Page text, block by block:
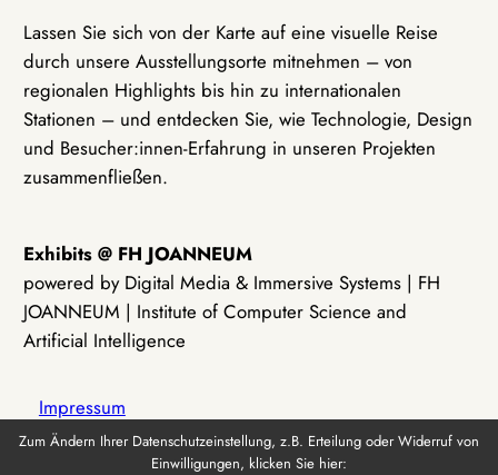
Lassen Sie sich von der Karte auf eine visuelle Reise
durch unsere Ausstellungsorte mitnehmen – von
regionalen Highlights bis hin zu internationalen
Stationen – und entdecken Sie, wie Technologie, Design
und Besucher:innen-Erfahrung in unseren Projekten
zusammenfließen.
Exhibits @ FH JOANNEUM
powered by Digital Media & Immersive Systems | FH
JOANNEUM | Institute of Computer Science and
Artificial Intelligence
Impressum
Zum Ändern Ihrer Datenschutzeinstellung, z.B. Erteilung oder Widerruf von
Einwilligungen, klicken Sie hier: